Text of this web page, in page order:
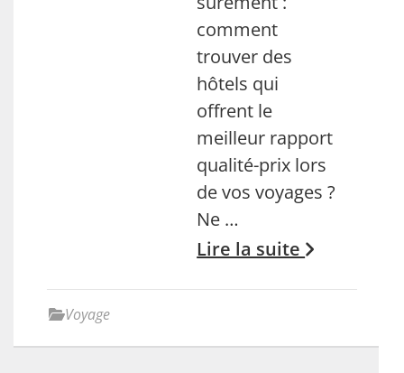
comment
trouver des
hôtels qui
offrent le
meilleur rapport
qualité-prix lors
de vos voyages ?
Ne …
Lire la suite
Voyage